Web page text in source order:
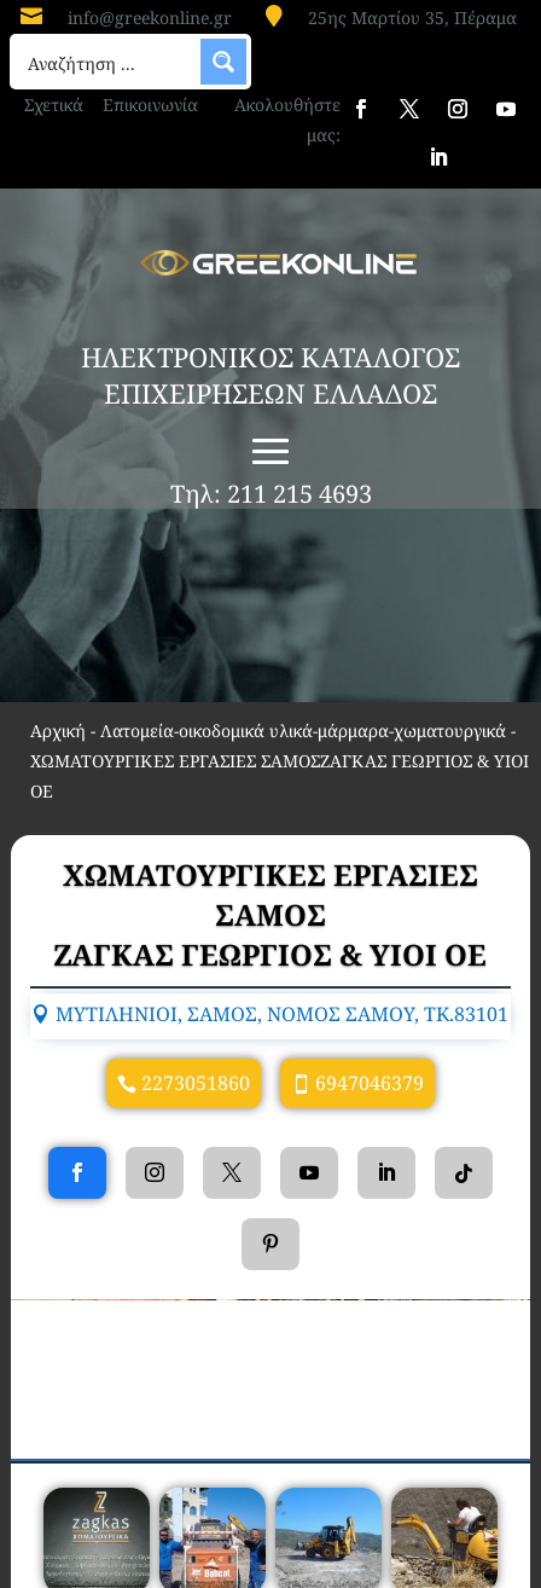
 info@greekonline.gr  25ης Μαρτίου 35, Πέραμα
Σχετικά Επικοινωνία
Ακολουθήστε
μας:
ΗΛΕΚΤΡΟΝΙΚΟΣ ΚΑΤΑΛΟΓΟΣ
ΕΠΙΧΕΙΡΗΣΕΩΝ ΕΛΛΑΔΟΣ
Τηλ: 211 215 4693
Αρχική - Λατομεία-οικοδομικά υλικά-μάρμαρα-χωματουργικά-
ΧΩΜΑΤΟΥΡΓΙΚΕΣ ΕΡΓΑΣΙΕΣ ΣΑΜΟΣΖΑΓΚΑΣ ΓΕΩΡΓΙΟΣ & ΥΙΟΙ
ΟΕ
ΧΩΜΑΤΟΥΡΓΙΚΕΣ ΕΡΓΑΣΙΕΣ
ΣΑΜΟΣ
ΖΑΓΚΑΣ ΓΕΩΡΓΙΟΣ & ΥΙΟΙ ΟΕ
ΜΥΤΙΛΗΝΙΟΙ, ΣΑΜΟΣ, ΝΟΜΟΣ ΣΑΜΟΥ, TK.83101
2273051860 6947046379